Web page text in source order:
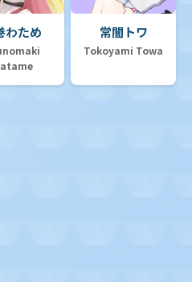
わため 常闇トワ
Tokoyami Towa